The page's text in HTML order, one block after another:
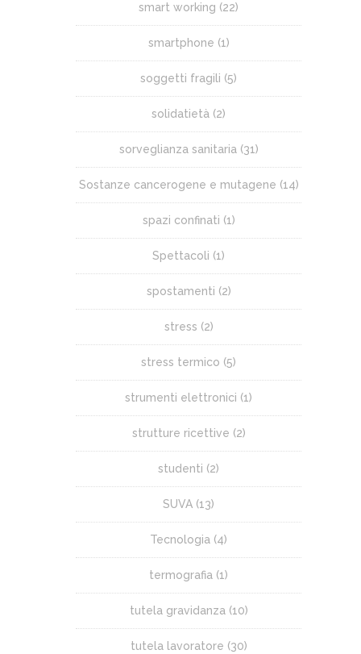
smart working (22)
smartphone (1)
soggetti fragili (5)
solidatietà (2)
sorveglianza sanitaria (31)
Sostanze cancerogene e mutagene (14)
spazi confinati (1)
Spettacoli (1)
spostamenti (2)
stress (2)
stress termico (5)
strumenti elettronici (1)
strutture ricettive (2)
studenti (2)
SUVA (13)
Tecnologia (4)
termografia (1)
tutela gravidanza (10)
tutela lavoratore (30)